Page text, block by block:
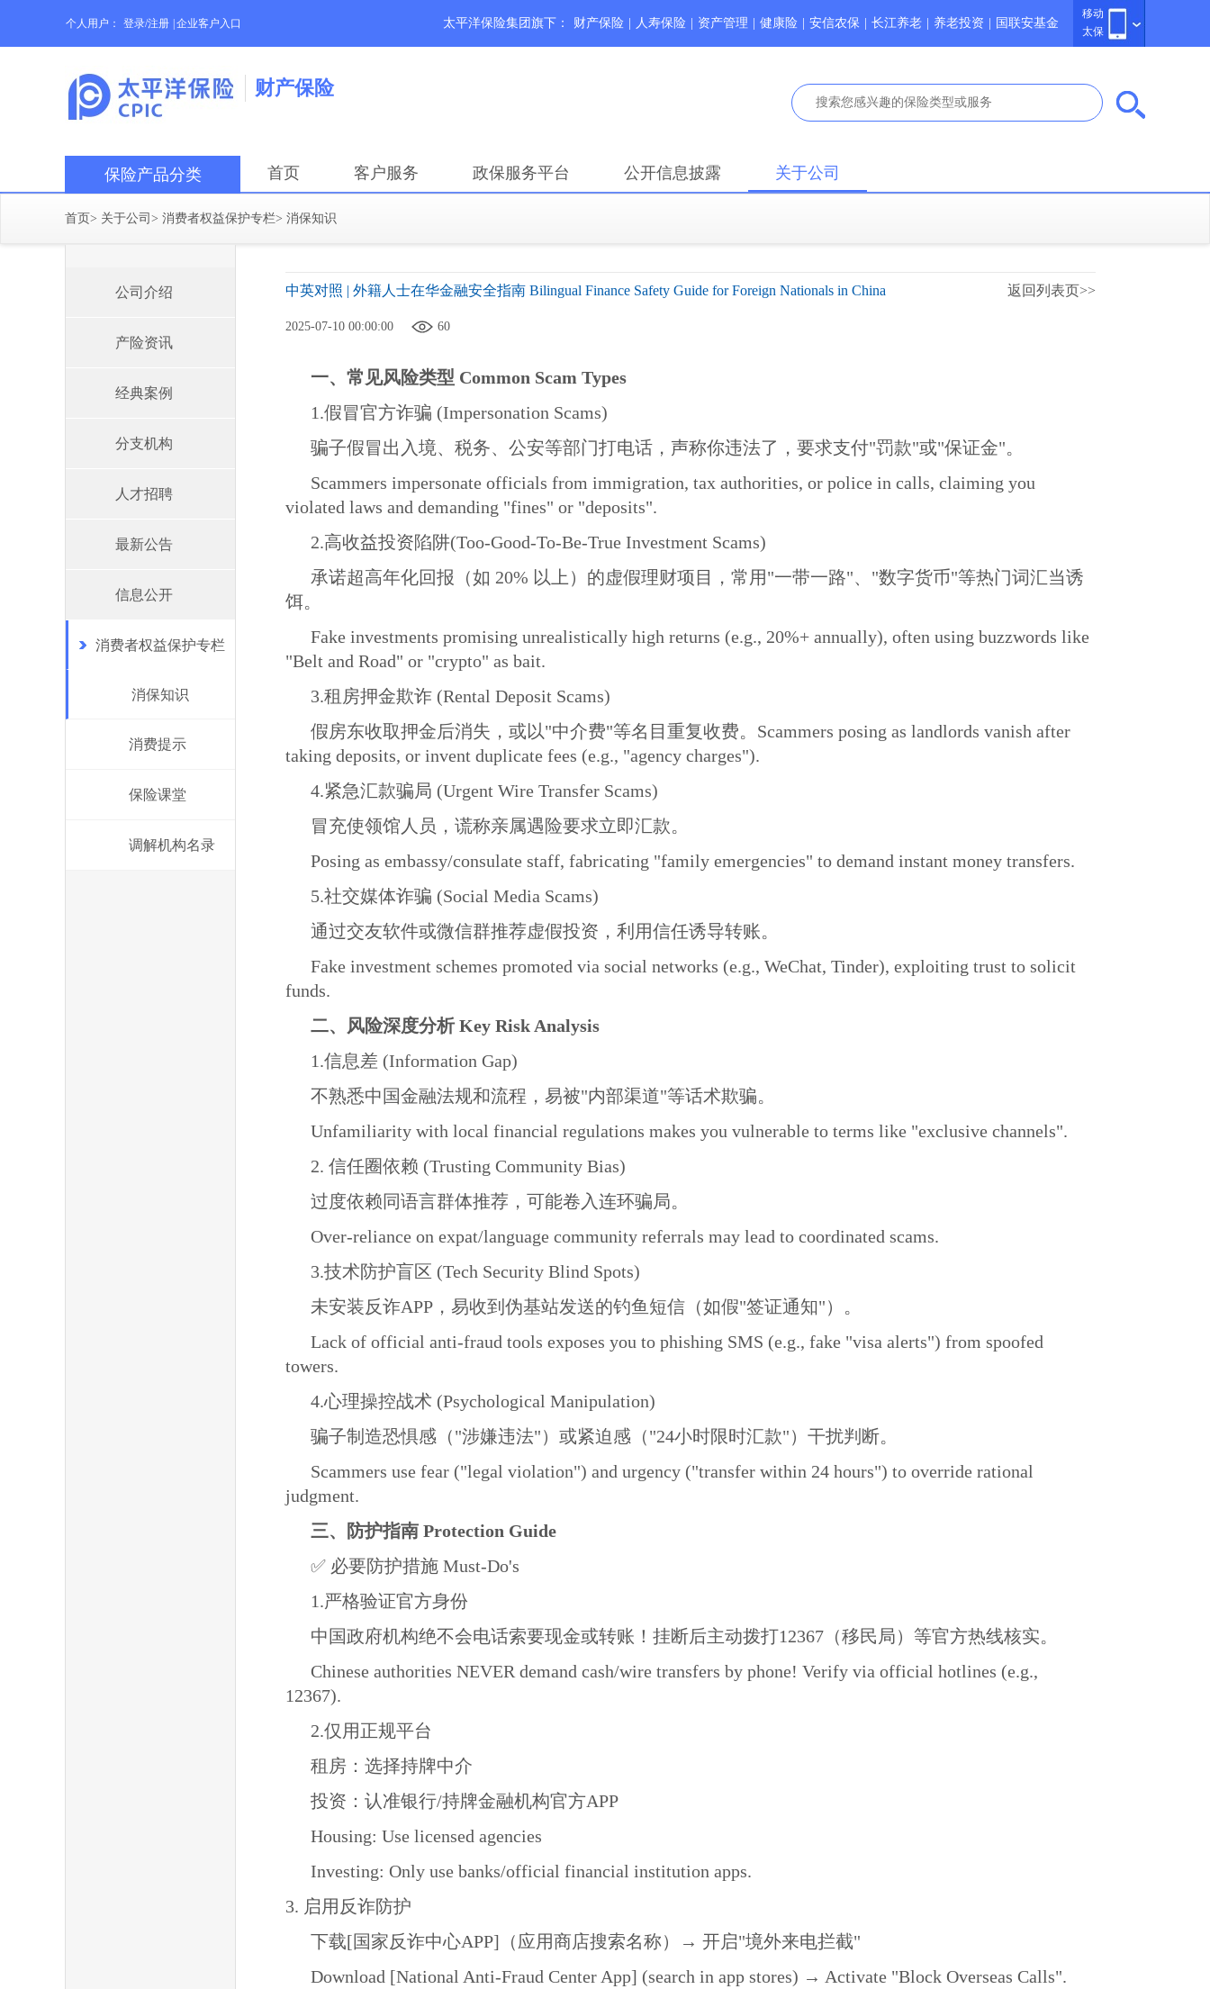
个人用户： 登录/注册 企业客户入口
移动
太保
太平洋保险集团旗下： 财产保险 人寿保险 资产管理 健康险 安信农保 长江养老 养老投资 国联安基金
财产保险
保险产品分类 首页 客户服务 政保服务平台 公开信息披露 关于公司
首页> 关于公司 > 消费者权益保护专栏> 消保知识
公司介绍
产险资讯
经典案例
分支机构
人才招聘
最新公告
信息公开
消费者权益保护专栏
消保知识
消费提示
保险课堂
调解机构名录
中英对照 | 外籍人士在华金融安全指南 Bilingual Finance Safety Guide for Foreign Nationals in China 返回列表页>>
2025-07-10 00:00:00 60
一、常见风险类型 Common Scam Types
1.假冒官方诈骗 (Impersonation Scams)
骗子假冒出入境、税务、公安等部门打电话，声称你违法了，要求支付"罚款"或"保证金"。
Scammers impersonate officials from immigration, tax authorities, or police in calls, claiming you
violated laws and demanding "fines" or "deposits".
2.高收益投资陷阱(Too-Good-To-Be-True Investment Scams)
承诺超高年化回报（如 20% 以上）的虚假理财项目，常用"一带一路"、"数字货币"等热门词汇当诱
饵。
Fake investments promising unrealistically high returns (e.g., 20%+ annually), often using buzzwords like
"Belt and Road" or "crypto" as bait.
3.租房押金欺诈 (Rental Deposit Scams)
假房东收取押金后消失，或以"中介费"等名目重复收费。Scammers posing as landlords vanish after
taking deposits, or invent duplicate fees (e.g., "agency charges").
4.紧急汇款骗局 (Urgent Wire Transfer Scams)
冒充使领馆人员，谎称亲属遇险要求立即汇款。
Posing as embassy/consulate staff, fabricating "family emergencies" to demand instant money transfers.
5.社交媒体诈骗 (Social Media Scams)
通过交友软件或微信群推荐虚假投资，利用信任诱导转账。
Fake investment schemes promoted via social networks (e.g., WeChat, Tinder), exploiting trust to solicit
funds.
二、风险深度分析 Key Risk Analysis
1.信息差 (Information Gap)
不熟悉中国金融法规和流程，易被"内部渠道"等话术欺骗。
Unfamiliarity with local financial regulations makes you vulnerable to terms like "exclusive channels".
2. 信任圈依赖 (Trusting Community Bias)
过度依赖同语言群体推荐，可能卷入连环骗局。
Over-reliance on expat/language community referrals may lead to coordinated scams.
3.技术防护盲区 (Tech Security Blind Spots)
未安装反诈APP，易收到伪基站发送的钓鱼短信（如假"签证通知"）。
Lack of official anti-fraud tools exposes you to phishing SMS (e.g., fake "visa alerts") from spoofed
towers.
4.心理操控战术 (Psychological Manipulation)
骗子制造恐惧感（"涉嫌违法"）或紧迫感（"24小时限时汇款"）干扰判断。
Scammers use fear ("legal violation") and urgency ("transfer within 24 hours") to override rational
judgment.
三、防护指南 Protection Guide
✅ 必要防护措施 Must-Do's
1.严格验证官方身份
中国政府机构绝不会电话索要现金或转账！挂断后主动拨打12367（移民局）等官方热线核实。
Chinese authorities NEVER demand cash/wire transfers by phone! Verify via official hotlines (e.g.,
12367).
2.仅用正规平台
租房：选择持牌中介
投资：认准银行/持牌金融机构官方APP
Housing: Use licensed agencies
Investing: Only use banks/official financial institution apps.
3. 启用反诈防护
下载[国家反诈中心APP]（应用商店搜索名称）→ 开启"境外来电拦截"
Download [National Anti-Fraud Center App] (search in app stores) → Activate "Block Overseas Calls".